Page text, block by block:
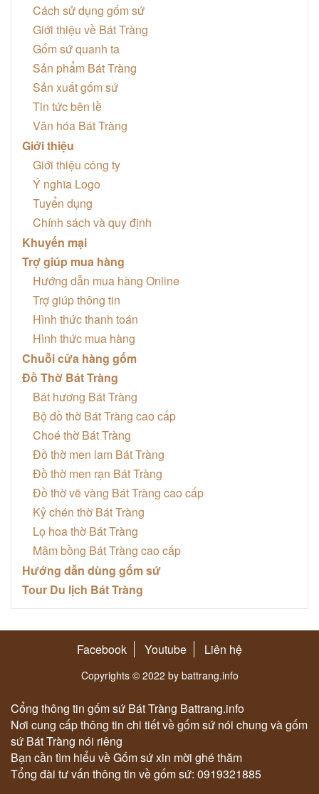
Cách sử dụng gốm sứ
Giới thiệu về Bát Tràng
Gốm sứ quanh ta
Sản phẩm Bát Tràng
Sản xuất gốm sứ
Tin tức bên lề
Văn hóa Bát Tràng
Giới thiệu
Giới thiệu công ty
Ý nghĩa Logo
Tuyển dụng
Chính sách và quy định
Khuyến mại
Trợ giúp mua hàng
Hướng dẫn mua hàng Online
Trợ giúp thông tin
Hình thức thanh toán
Hình thức mua hàng
Chuỗi cửa hàng gốm
Đồ Thờ Bát Tràng
Bát hương Bát Tràng
Bộ đồ thờ Bát Tràng cao cấp
Choé thờ Bát Tràng
Đồ thờ men lam Bát Tràng
Đồ thờ men rạn Bát Tràng
Đồ thờ vẽ vàng Bát Tràng cao cấp
Kỷ chén thờ Bát Tràng
Lọ hoa thờ Bát Tràng
Mâm bồng Bát Tràng cao cấp
Hướng dẫn dùng gốm sứ
Tour Du lịch Bát Tràng
Facebook Youtube Liên hệ
Copyrights © 2022 by battrang.info
Cổng thông tin gốm sứ Bát Tràng Battrang.info
Nơi cung cấp thông tin chi tiết về gốm sứ nói chung và gốm
sứ Bát Tràng nói riêng
Bạn cần tìm hiểu về Gốm sứ xin mời ghé thăm
Tổng đài tư vấn thông tin về gốm sứ: 0919321885